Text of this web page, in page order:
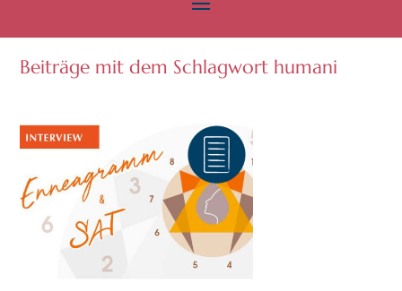
Beiträge mit dem Schlagwort humani